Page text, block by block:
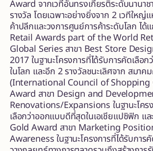
Award จากเวทีอันทรงเกียรติระดับนานา
รางวัล โดยเฉพาะอย่างยิ่งจาก 2 เวทีใหญ่
ค้าปลีกและวงการศูนย์การค้าระดับโลก ไ
Retail Awards part of the World
Global Series สาขา Best Store
2017 ในฐานะโครงการที่ได้รับการคัดเลือ
ในโลก และอีก 2 รางวัลชนะเลิศจาก สมาค
(International Council of Shopping
Award สาขา Design and
Renovations/Expansions ในฐานะโคร
เลือกว่าออกแบบดีที่สุดในเอเชียแปซิฟิก แล
Gold Award สาขา Marketing
Awareness ในฐานะโครงการที่ได้รับการ